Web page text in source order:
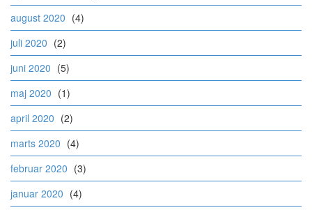
august 2020 (4)
juli 2020 (2)
juni 2020 (5)
maj 2020 (1)
april 2020 (2)
marts 2020 (4)
februar 2020 (3)
januar 2020 (4)